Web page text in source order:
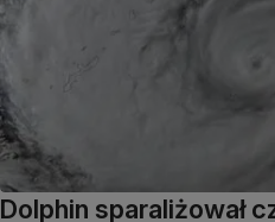
Dolphin sparaliżował